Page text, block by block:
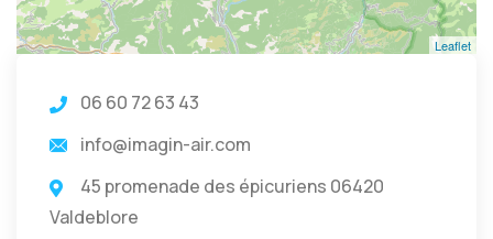
Leaflet
06 60 72 63 43
info@imagin-air.com
45 promenade des épicuriens 06420
Valdeblore